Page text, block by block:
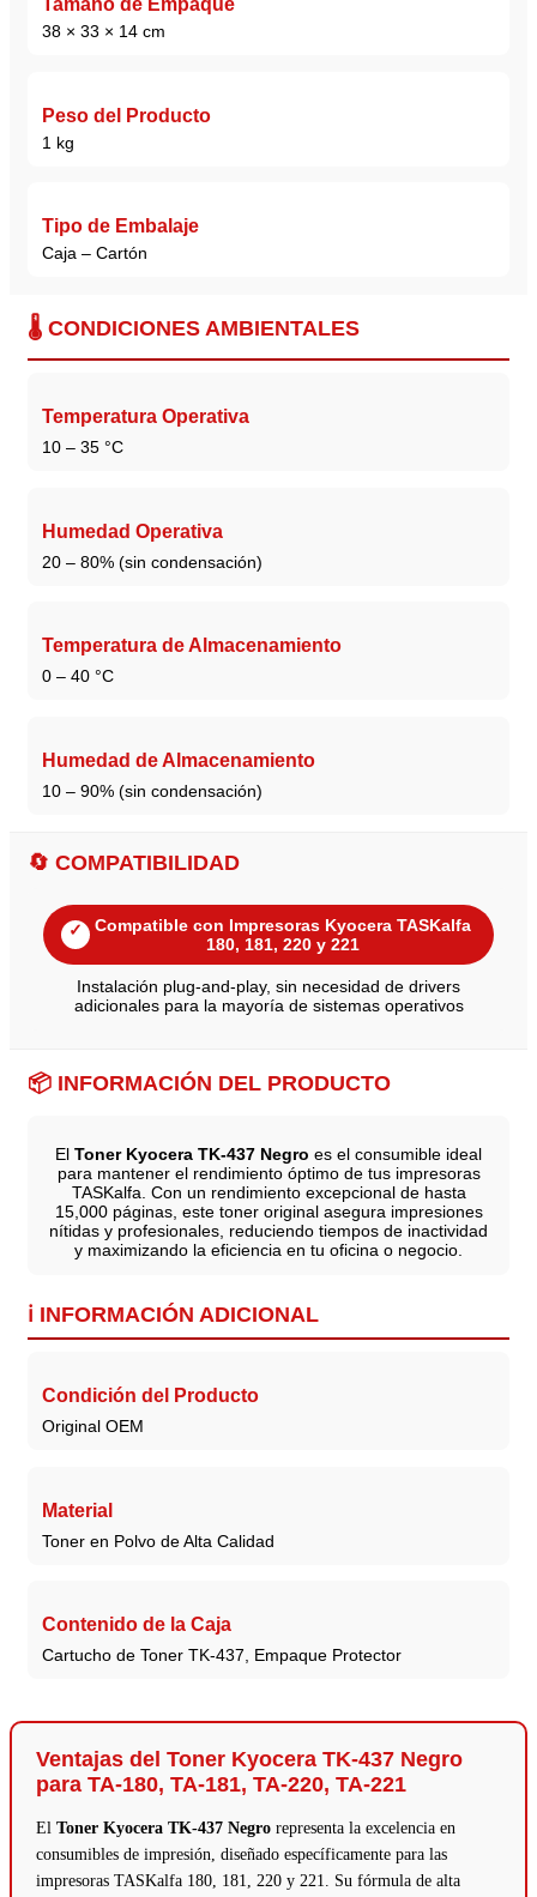
Tamaño de Empaque
38 × 33 × 14 cm
Peso del Producto
1 kg
Tipo de Embalaje
Caja – Cartón
🌡️ CONDICIONES AMBIENTALES
Temperatura Operativa
10 – 35 °C
Humedad Operativa
20 – 80% (sin condensación)
Temperatura de Almacenamiento
0 – 40 °C
Humedad de Almacenamiento
10 – 90% (sin condensación)
🔄 COMPATIBILIDAD
✓
Compatible con Impresoras Kyocera TASKalfa
180, 181, 220 y 221
Instalación plug-and-play, sin necesidad de drivers
adicionales para la mayoría de sistemas operativos
📦 INFORMACIÓN DEL PRODUCTO
El Toner Kyocera TK-437 Negro es el consumible ideal
para mantener el rendimiento óptimo de tus impresoras
TASKalfa. Con un rendimiento excepcional de hasta
15,000 páginas, este toner original asegura impresiones
nítidas y profesionales, reduciendo tiempos de inactividad
y maximizando la eficiencia en tu oficina o negocio.
ℹ️ INFORMACIÓN ADICIONAL
Condición del Producto
Original OEM
Material
Toner en Polvo de Alta Calidad
Contenido de la Caja
Cartucho de Toner TK-437, Empaque Protector
Ventajas del Toner Kyocera TK-437 Negro
para TA-180, TA-181, TA-220, TA-221
El Toner Kyocera TK-437 Negro representa la excelencia en
consumibles de impresión, diseñado específicamente para las
impresoras TASKalfa 180, 181, 220 y 221. Su fórmula de alta